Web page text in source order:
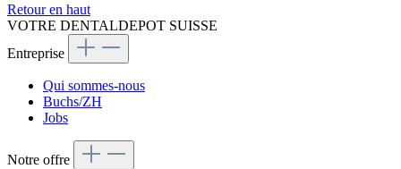
Retour en haut
VOTRE DENTALDEPOT SUISSE
Entreprise
Qui sommes-nous
Buchs/ZH
Jobs
Notre offre